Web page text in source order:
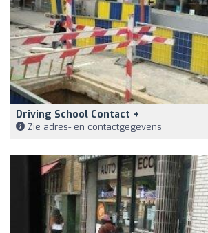
Driving School Contact +
Zie adres- en contactgegevens